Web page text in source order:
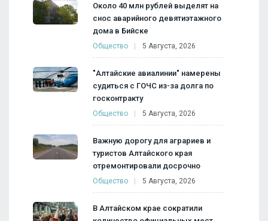
Около 40 млн рублей выделят на
снос аварийного девятиэтажного
дома в Бийске
Общество 5 Августа, 2026
"Алтайские авиалинии" намерены
судиться с ГОЧС из-за долга по
госконтракту
Общество 5 Августа, 2026
Важную дорогу для аграриев и
туристов Алтайского края
отремонтировали досрочно
Общество 5 Августа, 2026
В Алтайском крае сократили